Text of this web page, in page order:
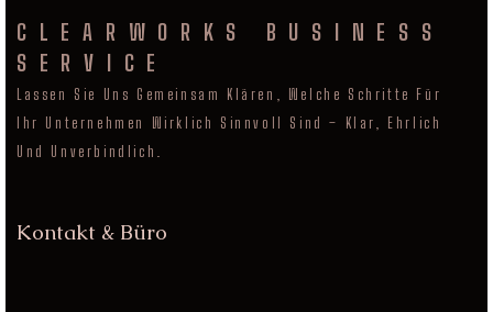
CLEARWORKS BUSINESS
SERVICE
Lassen Sie Uns Gemeinsam Klären, Welche Schritte Für
Ihr Unternehmen Wirklich Sinnvoll Sind – Klar, Ehrlich
Und Unverbindlich.
Kontakt & Büro